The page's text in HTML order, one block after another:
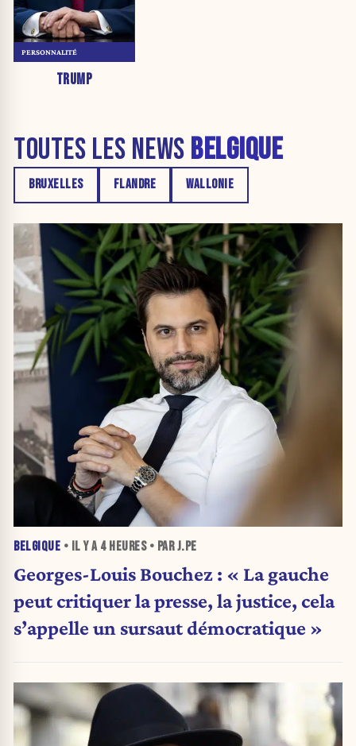
TRUMP
PERSONNALITÉ
TOUTES LES NEWS BELGIQUE
BRUXELLES FLANDRE WALLONIE
BELGIQUE • IL Y A 4 HEURES• PAR J.PE
Georges-Louis Bouchez : « La gauche
peut critiquer la presse, la justice, cela
s’appelle un sursaut démocratique »